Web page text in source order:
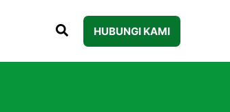
HUBUNGI KAMI